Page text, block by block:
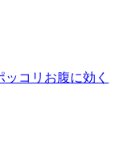
ッコリお腹に効く